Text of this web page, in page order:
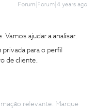
Forum|Forum|4 years ago
Vamos ajudar a analisar.
para o perfil
de cliente.
relevante. Marque